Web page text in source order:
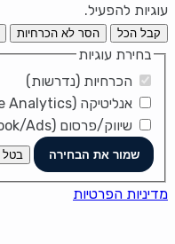
עוגיות להפעיל.
קבל הכל הסר לא הכרחיות
בחירת עוגיות
הכרחיות (נדרשות)
אנליטיקה (Google Analytics)
שיווק/פרסום (Facebook/Ads)
שמור את הבחירה בטל
מדיניות הפרטיות